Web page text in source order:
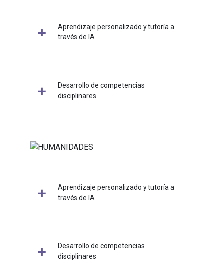
Aprendizaje personalizado y tutoría a
través de IA
Desarrollo de competencias
disciplinares
Aprendizaje personalizado y tutoría a
través de IA
Desarrollo de competencias
disciplinares